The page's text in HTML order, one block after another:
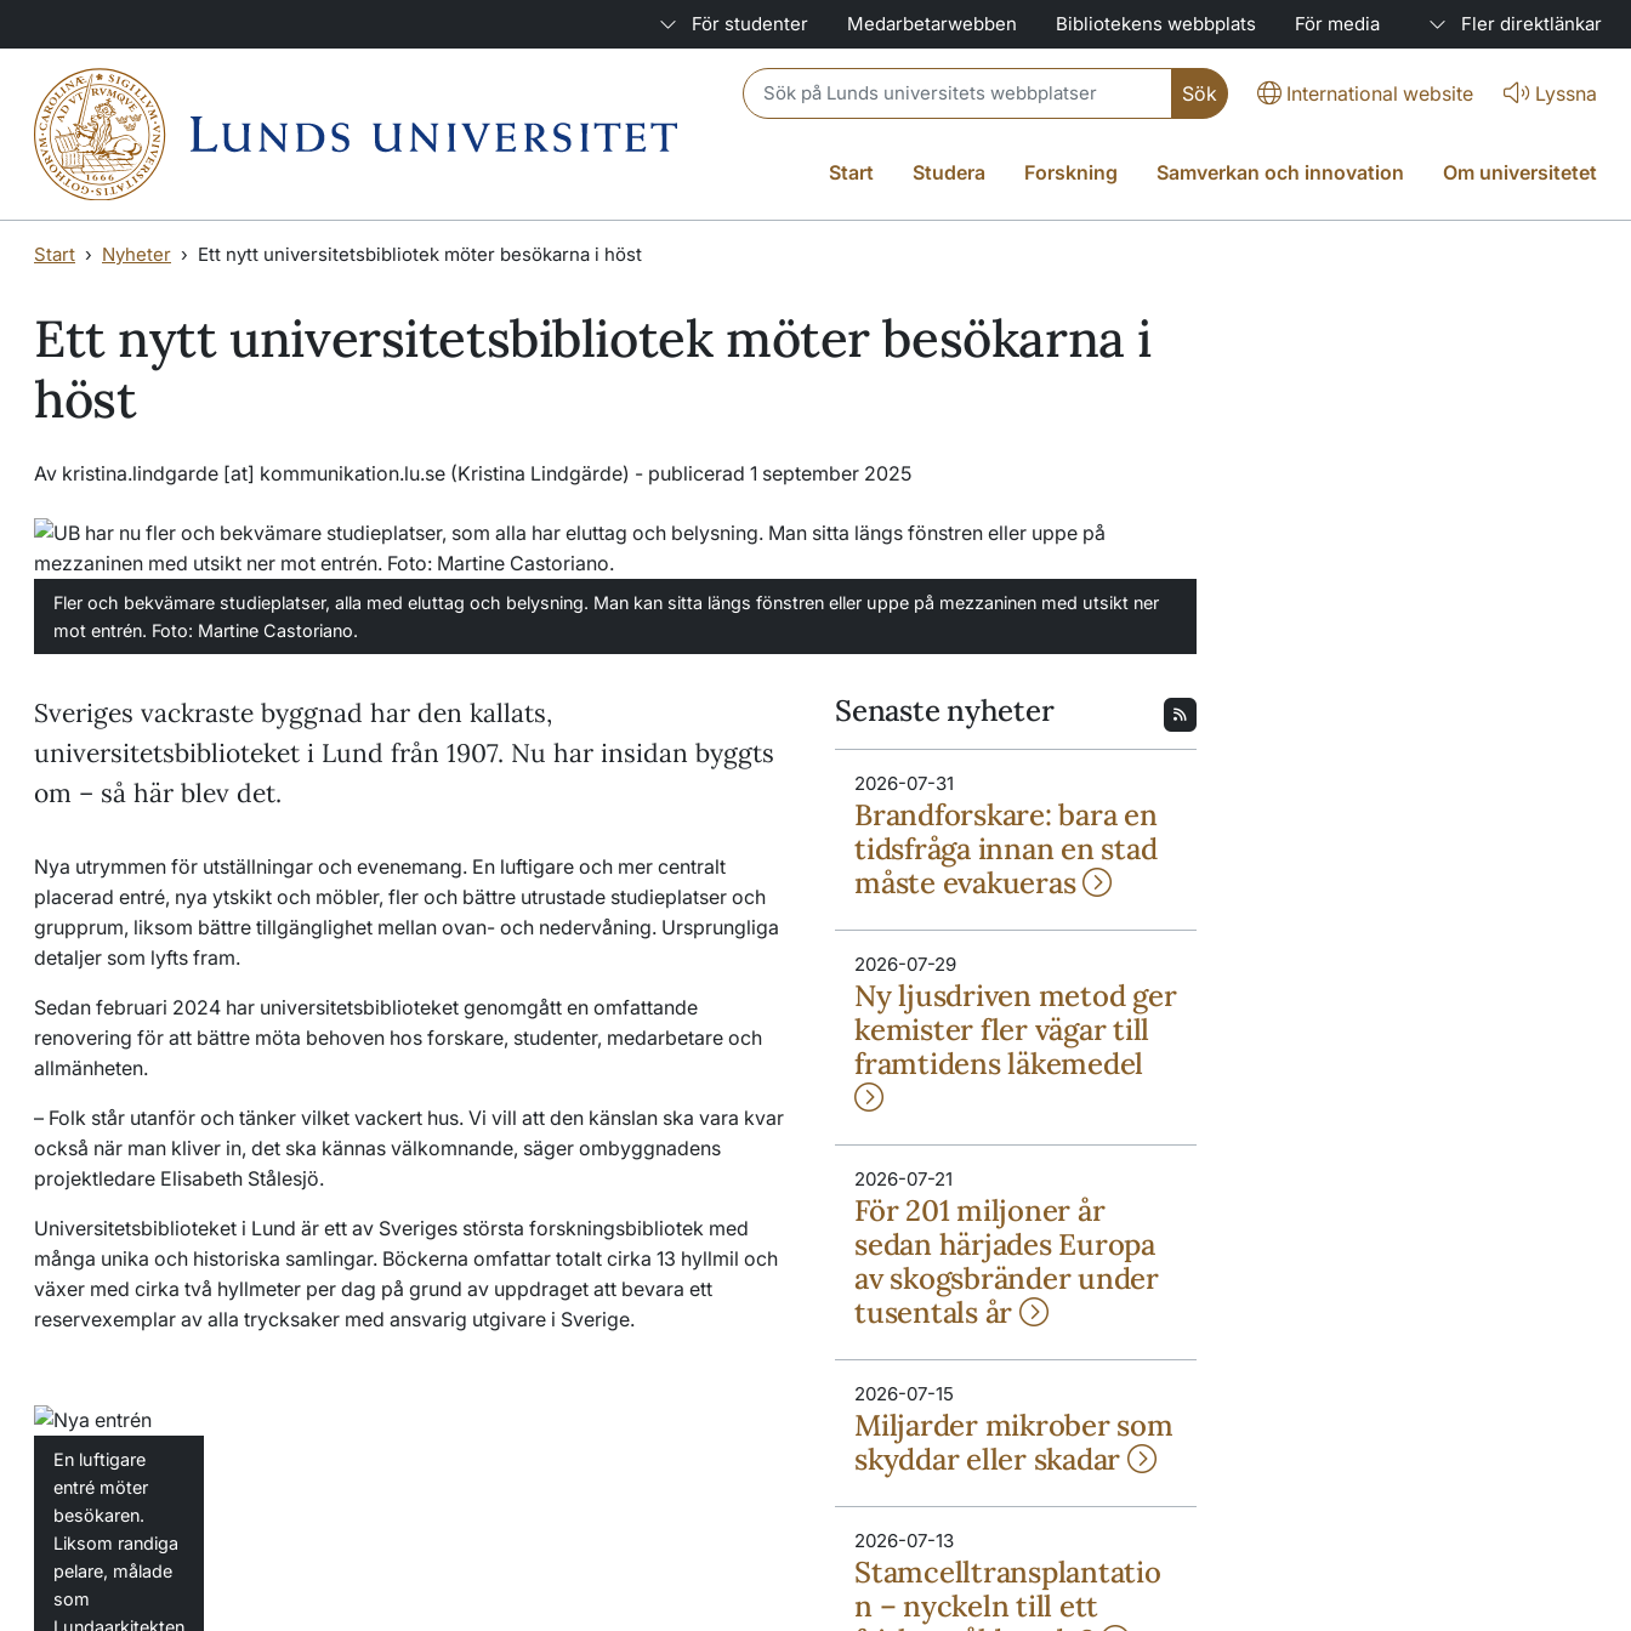
För studenter Medarbetarwebben Bibliotekens webbplats För media Fler direktlänkar
Header search International website Lyssna
Start Studera Forskning Samverkan och innovation Om universitetet
Start Nyheter Ett nytt universitetsbibliotek möter besökarna i höst
Ett nytt universitetsbibliotek möter besökarna i
höst
Av kristina.lindgarde [at] kommunikation.lu.se (Kristina Lindgärde) - publicerad 1 september 2025
Fler och bekvämare studieplatser, alla med eluttag och belysning. Man kan sitta längs fönstren eller uppe på mezzaninen med utsikt ner
mot entrén. Foto: Martine Castoriano.
Sveriges vackraste byggnad har den kallats,
universitetsbiblioteket i Lund från 1907. Nu har insidan byggts
om – så här blev det.
Nya utrymmen för utställningar och evenemang. En luftigare och mer centralt
placerad entré, nya ytskikt och möbler, fler och bättre utrustade studieplatser och
grupprum, liksom bättre tillgänglighet mellan ovan- och nedervåning. Ursprungliga
detaljer som lyfts fram.
Sedan februari 2024 har universitetsbiblioteket genomgått en omfattande
renovering för att bättre möta behoven hos forskare, studenter, medarbetare och
allmänheten.
– Folk står utanför och tänker vilket vackert hus. Vi vill att den känslan ska vara kvar
också när man kliver in, det ska kännas välkomnande, säger ombyggnadens
projektledare Elisabeth Stålesjö.
Universitetsbiblioteket i Lund är ett av Sveriges största forskningsbibliotek med
många unika och historiska samlingar. Böckerna omfattar totalt cirka 13 hyllmil och
växer med cirka två hyllmeter per dag på grund av uppdraget att bevara ett
reservexemplar av alla trycksaker med ansvarig utgivare i Sverige.
En luftigare
entré möter
besökaren.
Liksom randiga
pelare, målade
som
Lundaarkitekten
Senaste nyheter
2026-07-31
Brandforskare: bara en
tidsfråga innan en stad
måste evakueras
2026-07-29
Ny ljusdriven metod ger
kemister fler vägar till
framtidens läkemedel
2026-07-21
För 201 miljoner år
sedan härjades Europa
av skogsbränder under
tusentals år
2026-07-15
Miljarder mikrober som
skyddar eller skadar
2026-07-13
Stamcelltransplantatio
n – nyckeln till ett